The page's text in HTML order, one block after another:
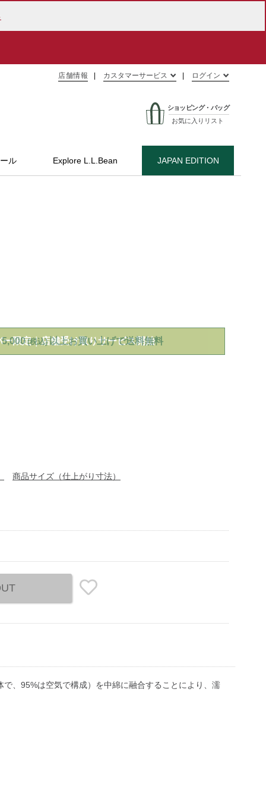
店舗情報 カスタマーサービス ログイン
ショッピング・バッグ
お気に入りリスト
ル Explore L.L.Bean JAPAN EDITION
outer/down/g/P121518.html
ー限定｜店舗受け取りサービス開始
(税込) 以上お買い上げで送料無料
商品サイズ（仕上がり寸法）
、95%は空気で構成）を中綿に融合することにより、濡